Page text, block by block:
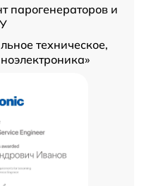
парогенераторов и
техническое,